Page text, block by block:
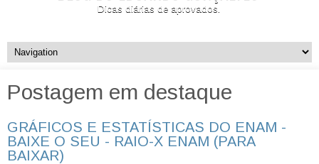
Dicas diárias de aprovados.
Postagem em destaque
GRÁFICOS E ESTATÍSTICAS DO ENAM -
BAIXE O SEU - RAIO-X ENAM (PARA
BAIXAR)